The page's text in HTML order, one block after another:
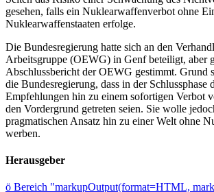
gesehen, falls ein Nuklearwaffenverbot ohne
Nuklearwaffenstaaten erfolge.
Die Bundesregierung hatte sich an den
Arbeitsgruppe (OEWG) in Genf beteiligt, aber
Abschlussbericht der OEWG gestimmt. Grund
die Bundesregierung, dass in der Schlussphase
Empfehlungen hin zu einem sofortigen Verbot
den Vordergrund getreten seien. Sie wolle
pragmatischen Ansatz hin zu einer Welt ohne
werben.
Herausgeber
ö Bereich "markupOutput(format=HTML,